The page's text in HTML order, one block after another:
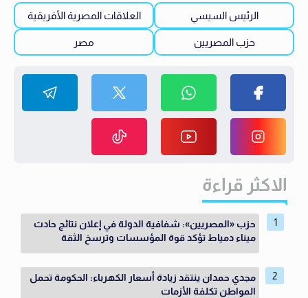
الرئيس السيسي العلاقات المصرية الأفريقية
حزب المصريين مصر
الاكثر قراءة
حزب «المصريين»: شفافية الدولة في إعلان نتائج حادث
ميناء دمياط تؤكد قوة المؤسسات وترسخ الثقة
مجدي حمدان ينتقد زيادة أسعار الكهرباء: الحكومة تحمل
المواطن تكلفة الأزمات